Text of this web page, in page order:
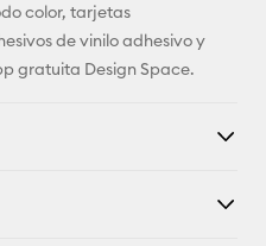
color, tarjetas
de vinilo adhesivo y
gratuita Design Space.